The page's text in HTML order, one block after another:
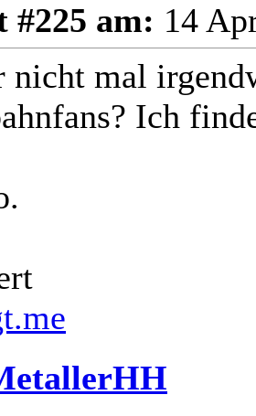
am: 14
mal
Ich